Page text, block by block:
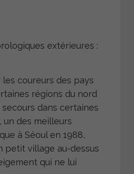
extérieures :
coureurs des pays
régions du nord
dans certaines
un des meilleurs
à Séoul en 1988,
petit village au-dessus
qui ne lui